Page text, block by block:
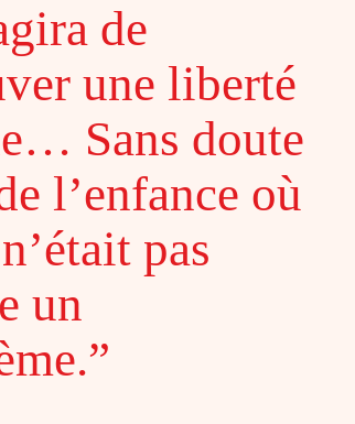
de
une liberté
Sans doute
l’enfance où
pas
un
”